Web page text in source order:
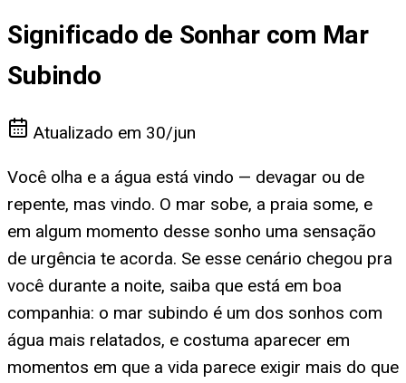
Significado de Sonhar com Mar
Subindo
Atualizado em 30/jun
Você olha e a água está vindo — devagar ou de
repente, mas vindo. O mar sobe, a praia some, e
em algum momento desse sonho uma sensação
de urgência te acorda. Se esse cenário chegou pra
você durante a noite, saiba que está em boa
companhia: o mar subindo é um dos sonhos com
água mais relatados, e costuma aparecer em
momentos em que a vida parece exigir mais do que